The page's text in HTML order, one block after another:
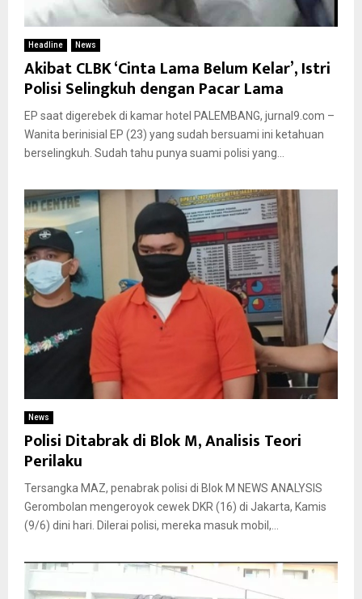
Headline News
Akibat CLBK ‘Cinta Lama Belum Kelar’, Istri
Polisi Selingkuh dengan Pacar Lama
EP saat digerebek di kamar hotel PALEMBANG, jurnal9.com –
Wanita berinisial EP (23) yang sudah bersuami ini ketahuan
berselingkuh. Sudah tahu punya suami polisi yang...
News
Polisi Ditabrak di Blok M, Analisis Teori
Perilaku
Tersangka MAZ, penabrak polisi di Blok M NEWS ANALYSIS
Gerombolan mengeroyok cewek DKR (16) di Jakarta, Kamis
(9/6) dini hari. Dilerai polisi, mereka masuk mobil,...